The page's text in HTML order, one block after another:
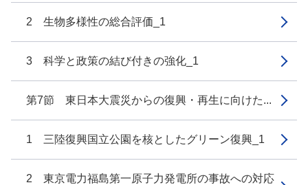
2 生物多様性の総合評価_1
3 科学と政策の結び付きの強化_1
第7節 東日本大震災からの復興・再生に向けた...
1 三陸復興国立公園を核としたグリーン復興_1
2 東京電力福島第一原子力発電所の事故への対応